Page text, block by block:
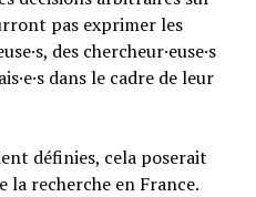
pas exprimer les
des chercheur·euse·s
dans le cadre de leur
définies, cela poserait
recherche en France.